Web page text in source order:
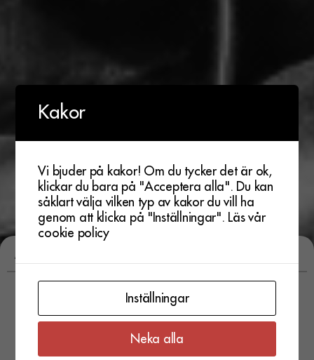
Bob Log III | Kollektivet Livet
lör 23 aug. 2025
passerat
Kakor
Vi bjuder på kakor! Om du tycker det är ok,
klickar du bara på "Acceptera alla". Du kan
såklart välja vilken typ av kakor du vill ha
genom att klicka på "Inställningar". Läs vår
cookie policy
Inställningar
Neka alla